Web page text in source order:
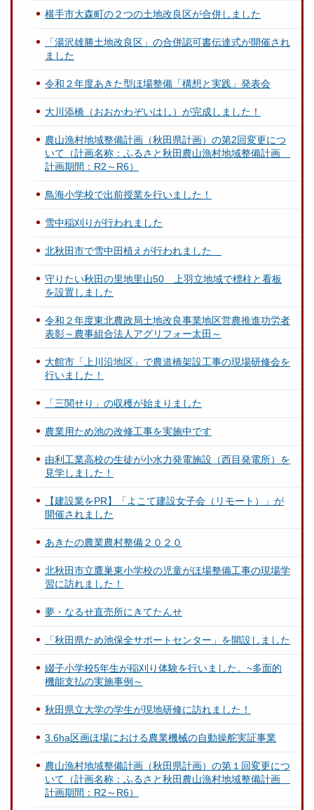
横手市大森町の２つの土地改良区が合併しました
「湯沢雄勝土地改良区」の合併認可書伝達式が開催され
ました
令和２年度あきた型ほ場整備「構想と実践」発表会
大川添橋（おおかわぞいはし）が完成しました！
農山漁村地域整備計画（秋田県計画）の第2回変更につ
いて（計画名称：ふるさと秋田農山漁村地域整備計画
計画期間：R2～R6）
鳥海小学校で出前授業を行いました！
雪中稲刈りが行われました
北秋田市で雪中田植えが行われました
守りたい秋田の里地里山50 上羽立地域で標柱と看板
を設置しました
令和２年度東北農政局土地改良事業地区営農推進功労者
表彰～農事組合法人アグリフォー太田～
大館市「上川沿地区」で農道橋架設工事の現場研修会を
行いました！
「三関せり」の収穫が始まりました
農業用ため池の改修工事を実施中です
由利工業高校の生徒が小水力発電施設（西目発電所）を
見学しました！
【建設業をPR】「よこて建設女子会（リモート）」が
開催されました
あきたの農業農村整備２０２０
北秋田市立鷹巣東小学校の児童がほ場整備工事の現場学
習に訪れました！
夢・なるせ直売所にきてたんせ
「秋田県ため池保全サポートセンター」を開設しました
綴子小学校5年生が稲刈り体験を行いました。~多面的
機能支払の実施事例～
秋田県立大学の学生が現地研修に訪れました！
3.6ha区画ほ場における農業機械の自動操舵実証事業
農山漁村地域整備計画（秋田県計画）の第１回変更につ
いて（計画名称：ふるさと秋田農山漁村地域整備計画
計画期間：R2～R6）